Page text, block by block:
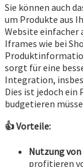
Sie können auch
um Produkte aus
Website einfacher
Iframes wie bei
sorgt für eine
Integration,
Dies ist jedoch ein
budgetieren
👍 Vorteile:
Nutzung
profitieren